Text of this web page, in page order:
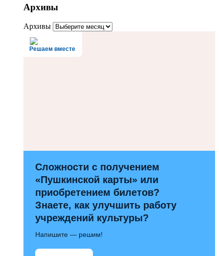
Архивы
Архивы
Решаем вместе
Сложности с получением
«Пушкинской карты» или
приобретением билетов?
Знаете, как улучшить работу
учреждений культуры?
Напишите — решим!